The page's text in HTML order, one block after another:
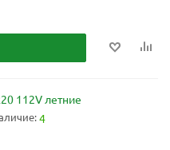
112V летние
4